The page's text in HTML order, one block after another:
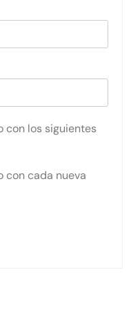
con los siguientes
con cada nueva